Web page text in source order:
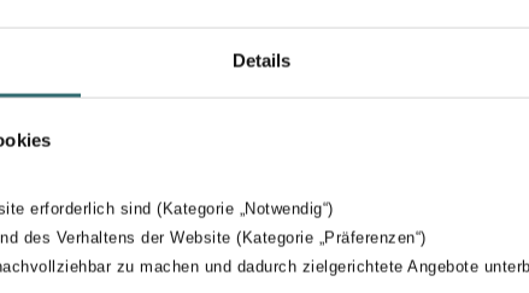
Details
erforderlich sind (Kategorie „Notwendig“)
des Verhaltens der Website (Kategorie „Präferenzen“)
zu machen und dadurch zielgerichtete Angebote
uygun olarak hazırlarsa, Alıcı aşağıdakileri sağlamalıdır:
mallar, Alıcının (veya son müşterisinin) bunları
iştirakleri tarafından üçüncü bir tarafın herhangi bir fikri
şartnamelerine ve/veya talimatlarına uygun olarak üretilen